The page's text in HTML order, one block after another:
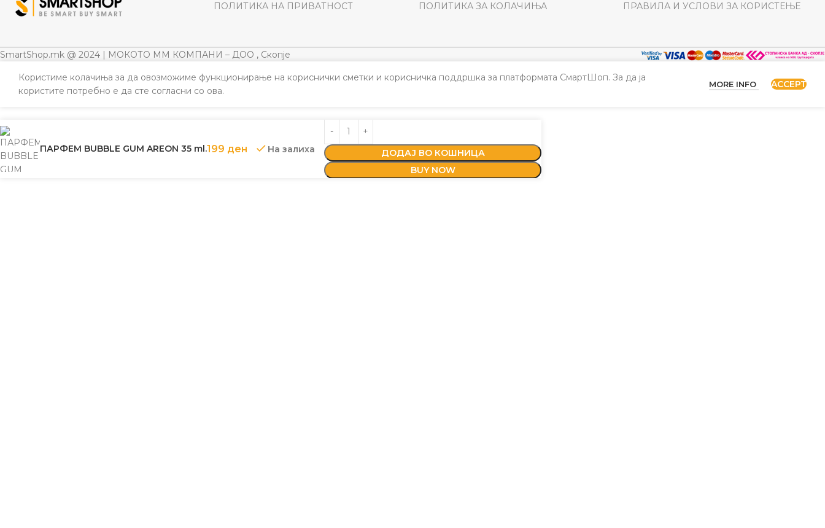
ПОЛИТИКА НА ПРИВАТНОСТ ПОЛИТИКА ЗА КОЛАЧИЊА ПРАВИЛА И УСЛОВИ ЗА КОРИСТЕЊЕ
SmartShop.mk @ 2024 | МОКОТО ММ КОМПАНИ – ДОО , Скопје
Користиме колачиња за да овозможиме функционирање на кориснички сметки и корисничка поддршка за платформата СмартШоп. За да ја
користите потребно е да сте согласни со ова.
MORE INFO ACCEPT
ПАРФЕМ BUBBLE GUM AREON 35 ml.199 ден На залиха
ДОДАЈ ВО КОШНИЦА
BUY NOW